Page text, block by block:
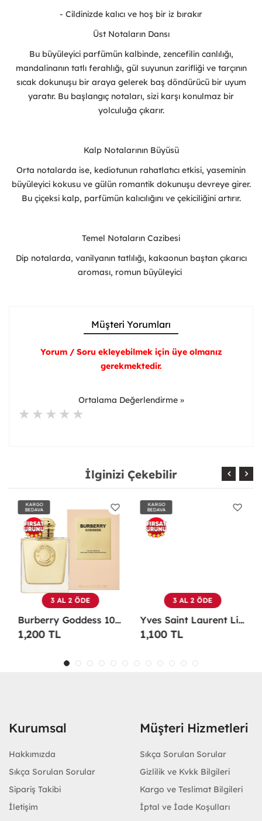
- Cildinizde kalıcı ve hoş bir iz bırakır
Üst Notaların Dansı
Bu büyüleyici parfümün kalbinde, zencefilin canlılığı,
mandalinanın tatlı ferahlığı, gül suyunun zarifliği ve tarçının
sıcak dokunuşu bir araya gelerek baş döndürücü bir uyum
yaratır. Bu başlangıç notaları, sizi karşı konulmaz bir
yolculuğa çıkarır.
Kalp Notalarının Büyüsü
Orta notalarda ise, kediotunun rahatlatıcı etkisi, yaseminin
büyüleyici kokusu ve gülün romantik dokunuşu devreye girer.
Bu çiçeksi kalp, parfümün kalıcılığını ve çekiciliğini artırır.
Temel Notaların Cazibesi
Dip notalarda, vanilyanın tatlılığı, kakaonun baştan çıkarıcı
aroması, romun büyüleyici
Müşteri Yorumları
Yorum / Soru ekleyebilmek için üye olmanız
gerekmektedir.
Ortalama Değerlendirme »
İlginizi Çekebilir
KARGO
BEDAVA
3 AL 2 ÖDE
Burberry Goddess 100 ML EDP Kadın Parfümü -
1,200 TL
KARGO
BEDAVA
3 AL 2 ÖDE
Yves Saint Laurent Libre EDP 90 Ml Kadın Parfüm - YSLL
1,100 TL
Kurumsal
Hakkımızda
Sıkça Sorulan Sorular
Sipariş Takibi
İletişim
Müşteri Hizmetleri
Sıkça Sorulan Sorular
Gizlilik ve Kvkk Bilgileri
Kargo ve Teslimat Bilgileri
İptal ve İade Koşulları